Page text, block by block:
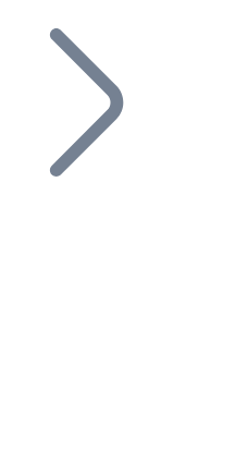
Bitnovo
dans votre entreprise et
écosystème.
distributeurs et
projet à notre service